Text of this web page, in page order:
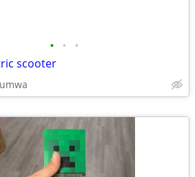
• • •
scooter